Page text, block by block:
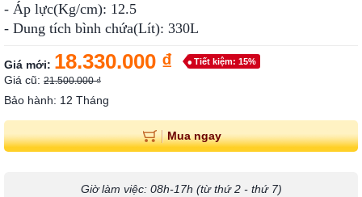
- Áp lực(Kg/cm): 12.5
- Dung tích bình chứa(Lít): 330L
Giá mới: 18.330.000 ₫ Tiết kiệm: 15%
Giá cũ: 21.500.000 ₫
Bảo hành: 12 Tháng
Mua ngay
Giờ làm việc: 08h-17h (từ thứ 2 - thứ 7)